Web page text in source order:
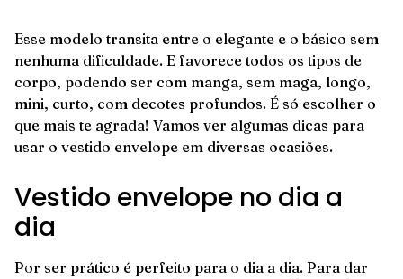
Esse modelo transita entre o elegante e o básico sem
nenhuma dificuldade. E favorece todos os tipos de
corpo, podendo ser com manga, sem maga, longo,
mini, curto, com decotes profundos. É só escolher o
que mais te agrada! Vamos ver algumas dicas para
usar o vestido envelope em diversas ocasiões.
Vestido envelope no dia a
dia
Por ser prático é perfeito para o dia a dia. Para dar